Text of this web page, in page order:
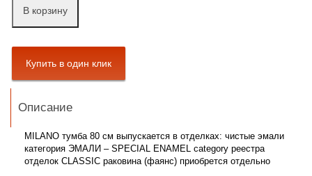
В корзину
Описание
MILANO тумба 80 см выпускается в отделках: чистые эмали
категория ЭМАЛИ – SPECIAL ENAMEL category реестра
отделок CLASSIC раковина (фаянс) приобрется отдельно